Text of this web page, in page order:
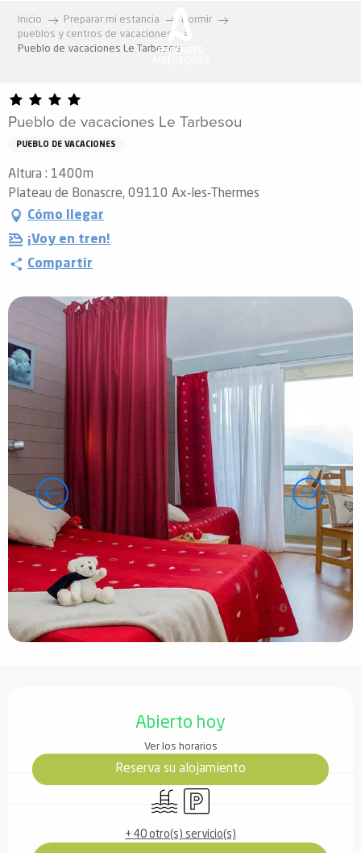
contenu
Inicio Preparar mi estancia
Dormir
pueblos y centros de vacaciones
Pueblo de vacaciones Le Tarbesou
Pueblo de vacaciones Le Tarbesou
PUEBLO DE VACACIONES
Altura : 1400m
Plateau de Bonascre, 09110 Ax-les-Thermes
Cómo llegar
¡Voy en tren!
Compartir
Abierto hoy
Ver los horarios
Reserva su alojamiento
PiscinaAparcamiento
+ 40 otro(s) servicio(s)